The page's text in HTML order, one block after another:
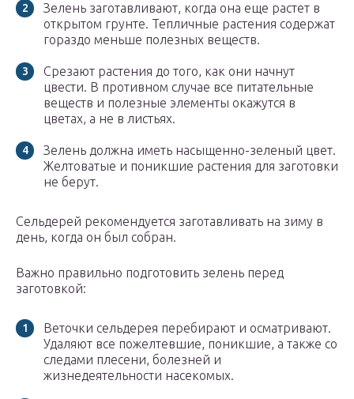
Зелень заготавливают, когда она еще растет в
открытом грунте. Тепличные растения содержат
гораздо меньше полезных веществ.
Срезают растения до того, как они начнут
цвести. В противном случае все питательные
веществ и полезные элементы окажутся в
цветах, а не в листьях.
Зелень должна иметь насыщенно-зеленый цвет.
Желтоватые и поникшие растения для заготовки
не берут.
Сельдерей рекомендуется заготавливать на зиму в
день, когда он был собран.
Важно правильно подготовить зелень перед
заготовкой:
Веточки сельдерея перебирают и осматривают.
Удаляют все пожелтевшие, поникшие, а также со
следами плесени, болезней и
жизнедеятельности насекомых.